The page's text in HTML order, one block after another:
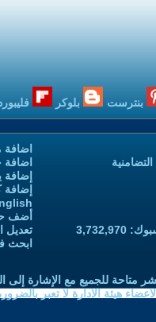
بنترست بلوكر
اضافة
إضافة
إضافة
أضف
تعديل
ابحث
متاحة للجميع مع الإشارة إلى
هيئة الادارة لا تعبر